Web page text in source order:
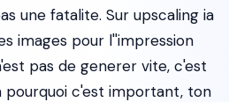
une fatalite. Sur upscaling ia
images pour l''impression
pas de generer vite, c'est
pourquoi c'est important, ton